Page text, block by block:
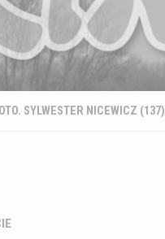
SYLWESTER NICEWICZ (137)